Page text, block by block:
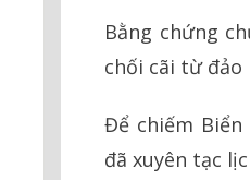
Bằng chứng
chối cãi từ đảo
Để chiếm
đã xuyên tạc